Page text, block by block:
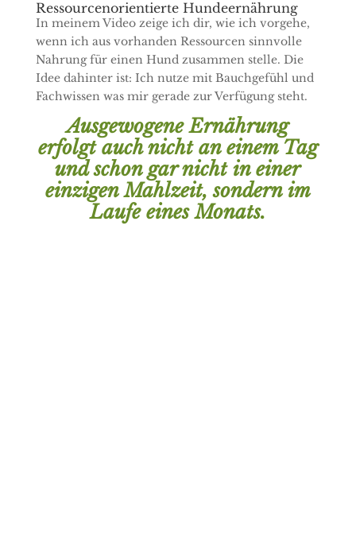
Ressourcenorientierte Hundeernährung
In meinem Video zeige ich dir, wie ich vorgehe,
wenn ich aus vorhanden Ressourcen sinnvolle
Nahrung für einen Hund zusammen stelle. Die
Idee dahinter ist: Ich nutze mit Bauchgefühl und
Fachwissen was mir gerade zur Verfügung steht.
Ausgewogene Ernährung
erfolgt auch nicht an einem Tag
und schon gar nicht in einer
einzigen Mahlzeit, sondern im
Laufe eines Monats.